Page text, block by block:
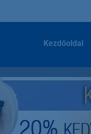
Kezdőoldal